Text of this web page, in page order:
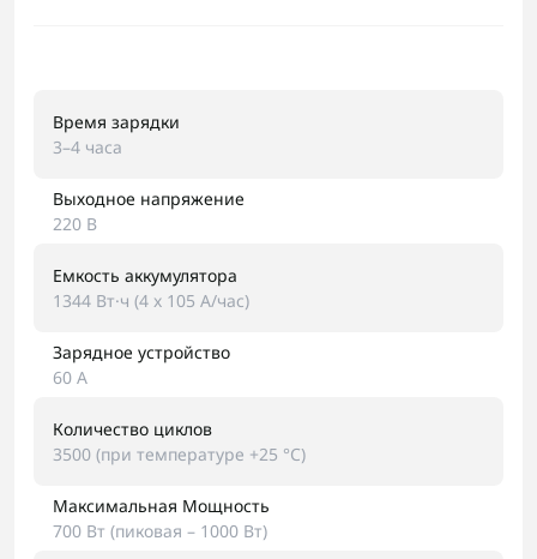
Время зарядки
3–4 часа
Выходное напряжение
220 В
Емкость аккумулятора
1344 Вт·ч (4 x 105 А/час)
Зарядное устройство
60 А
Количество циклов
3500 (при температуре +25 °C)
Максимальная Мощность
700 Вт (пиковая – 1000 Вт)